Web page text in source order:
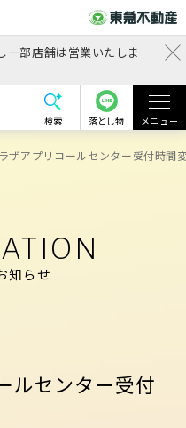
一部店舗は営業いたしま
検索 落とし物 メニュー
ザアプリコールセンター受付時間
知らせ
ルセンター受付